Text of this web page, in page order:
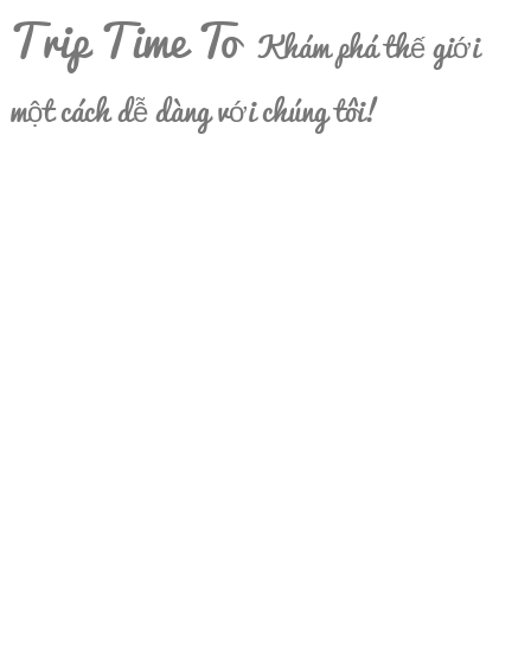
Trip Time To Khám phá thế giới
một cách dễ dàng với chúng tôi!